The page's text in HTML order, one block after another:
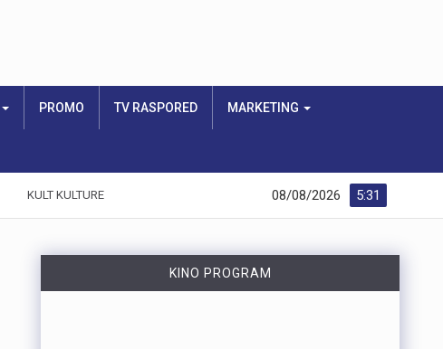
PROMO TV RASPORED MARKETING
KULT KULTURE 5:31
08/08/2026
KINO PROGRAM